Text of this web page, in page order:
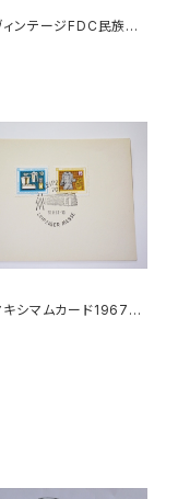
ィンテージFDC民族衣
ブ1971旧東DDR
キシマムカード1967ラ
ッセ